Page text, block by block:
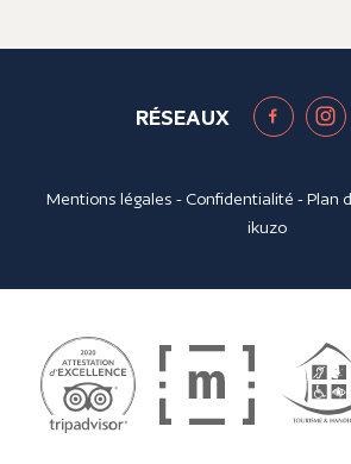
RÉSEAUX
Mentions légales - Confidentialité -Plan
ikuzo